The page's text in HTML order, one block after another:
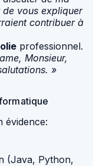
de vous expliquer
contribuer à
professionnel.
Monsieur,
»
évidence:
(Java, Python,